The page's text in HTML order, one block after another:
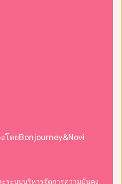
โดยBonjourney&Novi
ระบบบริหารจัดการความมั่นคง